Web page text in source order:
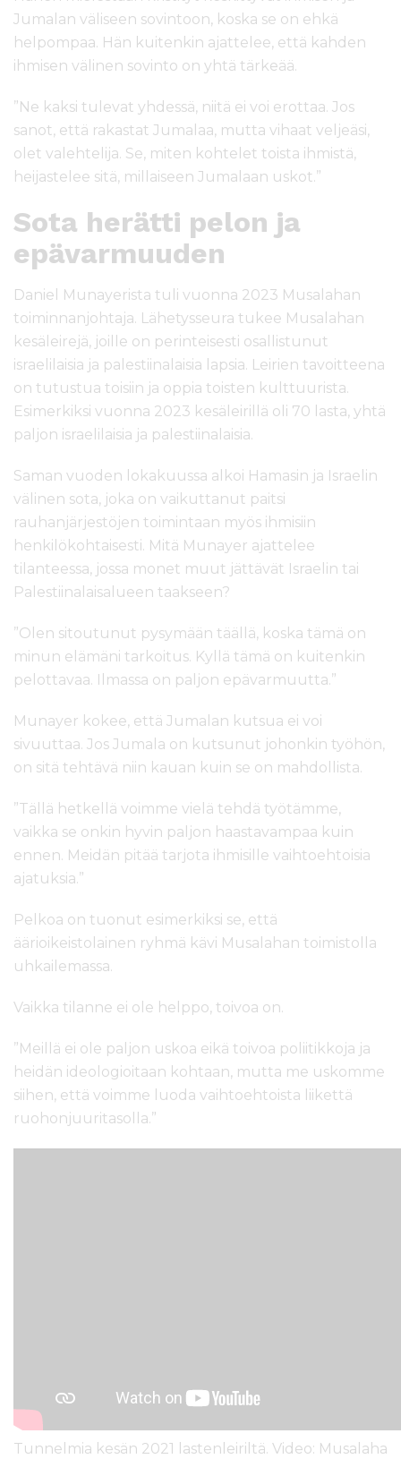
Jumalan väliseen sovintoon, koska se on ehkä
helpompaa. Hän kuitenkin ajattelee, että kahden
ihmisen välinen sovinto on yhtä tärkeää.
”Ne kaksi tulevat yhdessä, niitä ei voi erottaa. Jos
sanot, että rakastat Jumalaa, mutta vihaat veljeäsi,
olet valehtelija. Se, miten kohtelet toista ihmistä,
heijastelee sitä, millaiseen Jumalaan uskot.”
Sota herätti pelon ja
epävarmuuden
Daniel Munayerista tuli vuonna 2023 Musalahan
toiminnanjohtaja. Lähetysseura tukee Musalahan
kesäleirejä, joille on perinteisesti osallistunut
israelilaisia ja palestiinalaisia lapsia. Leirien tavoitteena
on tutustua toisiin ja oppia toisten kulttuurista.
Esimerkiksi vuonna 2023 kesäleirillä oli 70 lasta, yhtä
paljon israelilaisia ja palestiinalaisia.
Saman vuoden lokakuussa alkoi Hamasin ja Israelin
välinen sota, joka on vaikuttanut paitsi
rauhanjärjestöjen toimintaan myös ihmisiin
henkilökohtaisesti. Mitä Munayer ajattelee
tilanteessa, jossa monet muut jättävät Israelin tai
Palestiinalaisalueen taakseen?
”Olen sitoutunut pysymään täällä, koska tämä on
minun elämäni tarkoitus. Kyllä tämä on kuitenkin
pelottavaa. Ilmassa on paljon epävarmuutta.”
Munayer kokee, että Jumalan kutsua ei voi
sivuuttaa. Jos Jumala on kutsunut johonkin työhön,
on sitä tehtävä niin kauan kuin se on mahdollista.
”Tällä hetkellä voimme vielä tehdä työtämme,
vaikka se onkin hyvin paljon haastavampaa kuin
ennen. Meidän pitää tarjota ihmisille vaihtoehtoisia
ajatuksia.”
Pelkoa on tuonut esimerkiksi se, että
äärioikeistolainen ryhmä kävi Musalahan toimistolla
uhkailemassa.
Vaikka tilanne ei ole helppo, toivoa on.
”Meillä ei ole paljon uskoa eikä toivoa poliitikkoja ja
heidän ideologioitaan kohtaan, mutta me uskomme
siihen, että voimme luoda vaihtoehtoista liikettä
ruohonjuuritasolla.”
Tunnelmia kesän 2021 lastenleiriltä. Video: Musalaha